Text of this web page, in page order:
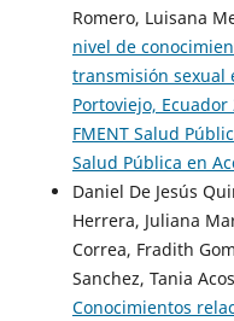
Romero, Luisana
nivel de
transmisión sexual
Portoviejo,
FMENT Salud
Salud Pública en
Daniel De Jesús
Herrera, Juliana
Correa, Fradith
Sanchez, Tania
Conocimientos